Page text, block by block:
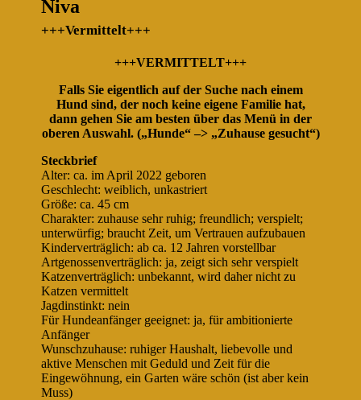
Niva
+++Vermittelt+++
+++VERMITTELT+++
Falls Sie eigentlich auf der Suche nach einem
Hund sind, der noch keine eigene Familie hat,
dann gehen Sie am besten über das Menü in der
oberen Auswahl. („Hunde“ –> „Zuhause gesucht“)
Steckbrief
Alter: ca. im April 2022 geboren
Geschlecht: weiblich, unkastriert
Größe: ca. 45 cm
Charakter: zuhause sehr ruhig; freundlich; verspielt;
unterwürfig; braucht Zeit, um Vertrauen aufzubauen
Kinderverträglich: ab ca. 12 Jahren vorstellbar
Artgenossenverträglich: ja, zeigt sich sehr verspielt
Katzenverträglich: unbekannt, wird daher nicht zu
Katzen vermittelt
Jagdinstinkt: nein
Für Hundeanfänger geeignet: ja, für ambitionierte
Anfänger
Wunschzuhause: ruhiger Haushalt, liebevolle und
aktive Menschen mit Geduld und Zeit für die
Eingewöhnung, ein Garten wäre schön (ist aber kein
Muss)